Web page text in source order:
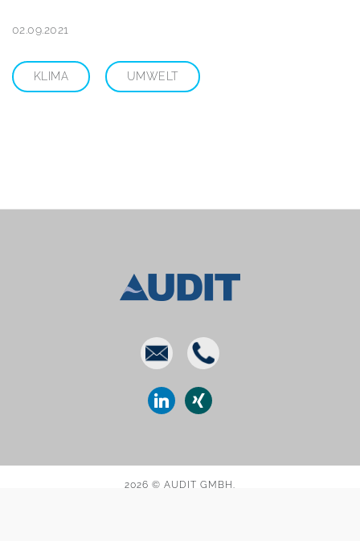
02.09.2021
KLIMA UMWELT
E-
mail
Phone
linkedinxing
2026 © AUDIT GMBH.